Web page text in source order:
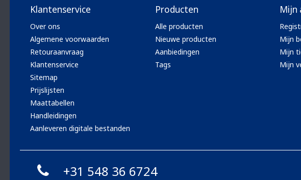
Track kid accessoires
Track adult accessoires
Track Max accessoires
Track kid accessoires
Track adult accessoires
Prospect / Fury lenses
Prospect / Fury accessoires
Primal / Split / Hustle lenses
Primal / Split / Hustle accessoires
Recoil lenses
Recoil accessoires
Venom 3200 / Atzaki 3201 lenses
Venom 3200 / Atzaki 3201
Vista 3303 accessoires
Klantenservice
Over ons
Algemene voorwaarden
Retouraanvraag
Klantenservice
Sitemap
Prijslijsten
Maattabellen
Handleidingen
Aanleveren digitale bestanden
Producten
Alle producten
Nieuwe producten
Aanbiedingen
Tags
Mijn
Mijn
Mijn
Mijn
+31 548 36 6724